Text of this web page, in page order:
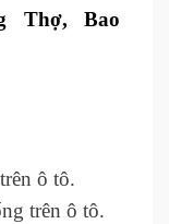
Thợ, Bao
ô tô.
trên ô tô.